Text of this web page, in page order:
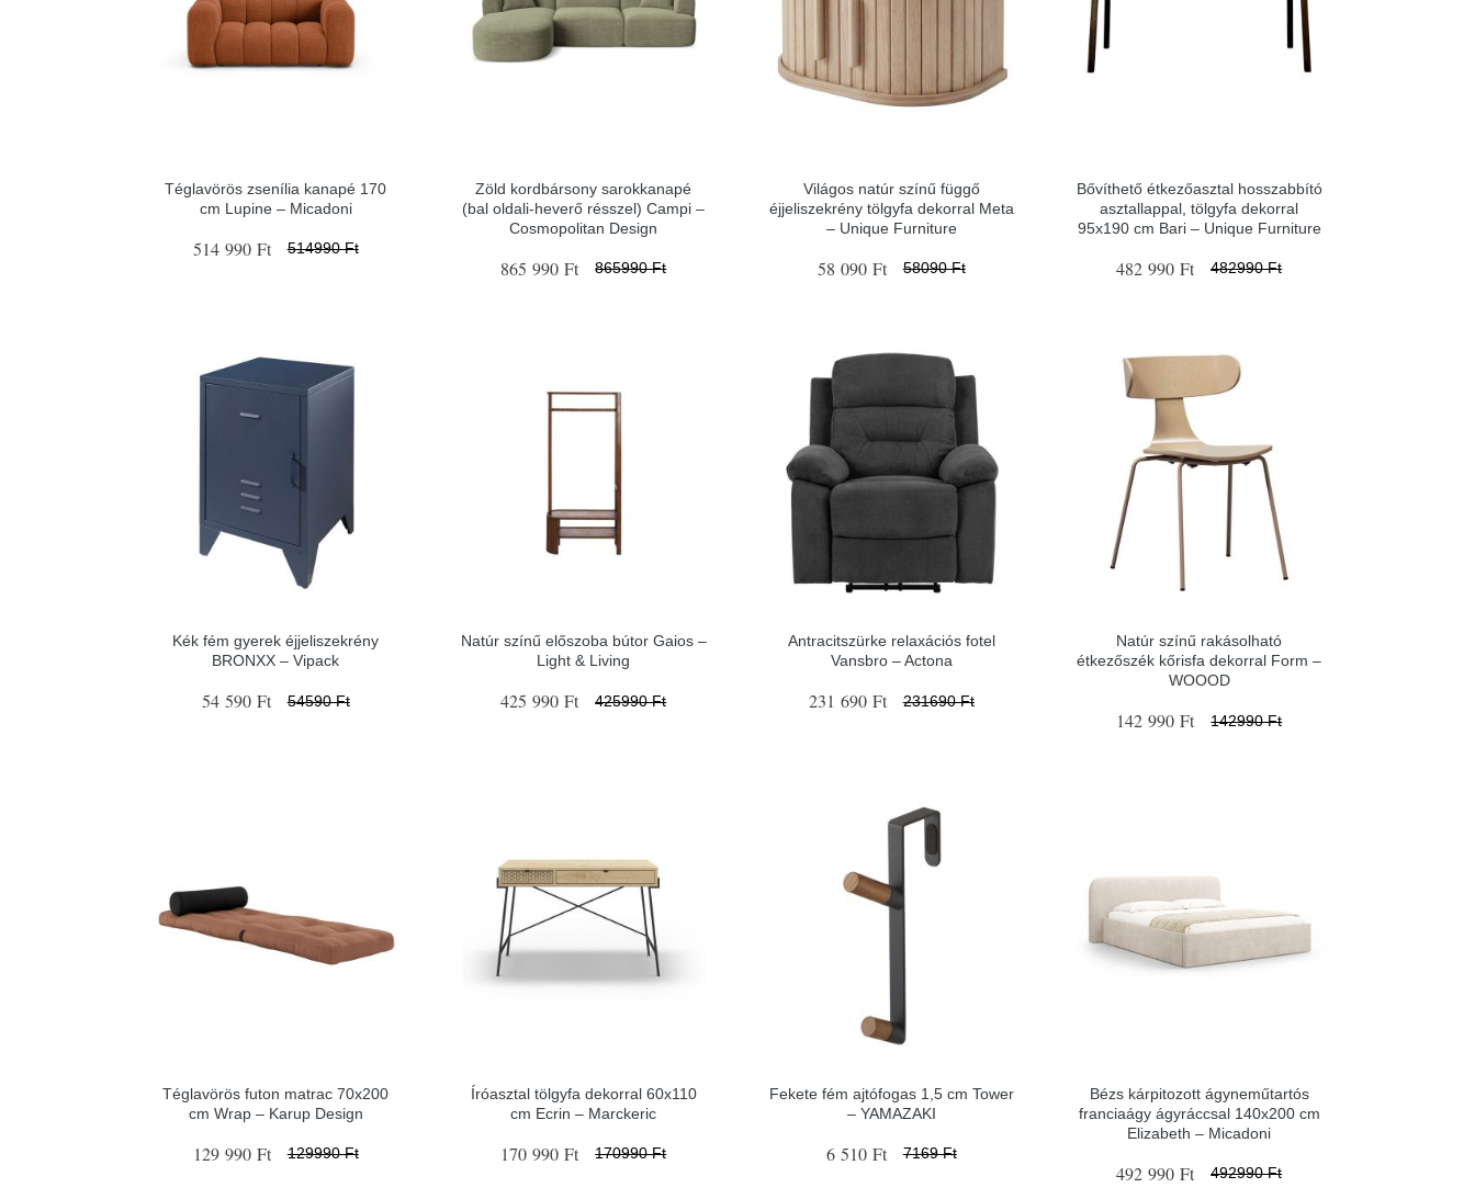
Téglavörös zsenília kanapé 170
cm Lupine – Micadoni
514 990 Ft 514990 Ft
Zöld kordbársony sarokkanapé
(bal oldali-heverő résszel) Campi –
Cosmopolitan Design
865 990 Ft 865990 Ft
Világos natúr színű függő
éjjeliszekrény tölgyfa dekorral Meta
– Unique Furniture
58 090 Ft 58090 Ft
Bővíthető étkezőasztal hosszabbító
asztallappal, tölgyfa dekorral
95x190 cm Bari – Unique Furniture
482 990 Ft 482990 Ft
Kék fém gyerek éjjeliszekrény
BRONXX – Vipack
54 590 Ft 54590 Ft
Natúr színű előszoba bútor Gaios –
Light & Living
425 990 Ft 425990 Ft
Antracitszürke relaxációs fotel
Vansbro – Actona
231 690 Ft 231690 Ft
Natúr színű rakásolható
étkezőszék kőrisfa dekorral Form –
WOOOD
142 990 Ft 142990 Ft
Téglavörös futon matrac 70x200
cm Wrap – Karup Design
129 990 Ft 129990 Ft
Íróasztal tölgyfa dekorral 60x110
cm Ecrin – Marckeric
170 990 Ft 170990 Ft
Fekete fém ajtófogas 1,5 cm Tower
– YAMAZAKI
6 510 Ft 7169 Ft
Bézs kárpitozott ágyneműtartós
franciaágy ágyráccsal 140x200 cm
Elizabeth – Micadoni
492 990 Ft 492990 Ft